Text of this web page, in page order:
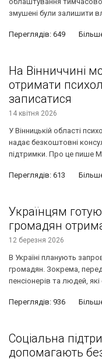
змушені були залишити
Переглядів: 649
На Вінниччині
отримати
записатися
14 квітня 2026
У Вінницькій області
надає безкоштовні
підтримки. Про це пише My
Переглядів: 613
Українцям
громадян
12 березня 2026
В Україні планують
громадян. Зокрема,
пенсіонерів та людей,
Переглядів: 936
Соціальна
допомагають